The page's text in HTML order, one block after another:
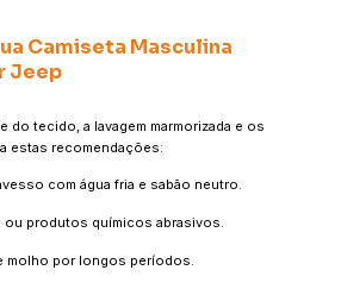
Camiseta Masculina
Jeep
do tecido, a lavagem marmorizada e os
estas recomendações:
com água fria e sabão neutro.
ou produtos químicos abrasivos.
molho por longos períodos.